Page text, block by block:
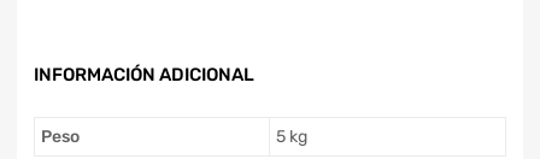
INFORMACIÓN ADICIONAL
Peso 5 kg